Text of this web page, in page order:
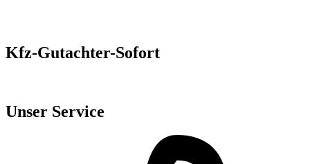
Kfz-Gutachter-Sofort
Unser Service